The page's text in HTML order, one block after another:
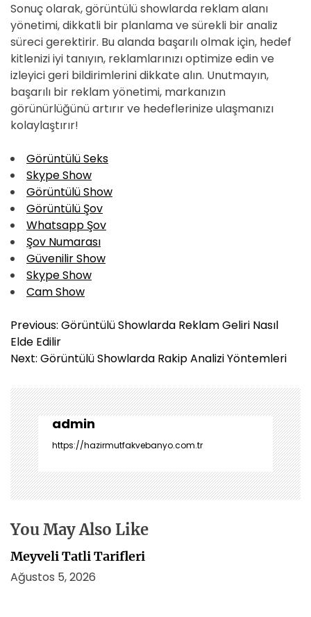
Sonuç olarak, görüntülü showlarda reklam alanı
yönetimi, dikkatli bir planlama ve sürekli bir analiz
süreci gerektirir. Bu alanda başarılı olmak için, hedef
kitlenizi iyi tanıyın, reklamlarınızı optimize edin ve
izleyici geri bildirimlerini dikkate alın. Unutmayın,
başarılı bir reklam yönetimi, markanızın
görünürlüğünü artırır ve hedeflerinize ulaşmanızı
kolaylaştırır!
Görüntülü Seks
Skype Show
Görüntülü Show
Görüntülü Şov
Whatsapp Şov
Şov Numarası
Güvenilir Show
Skype Show
Cam Show
Y
a
z
g
e
z
i
n
m
e
i
Previous: Görüntülü Showlarda Reklam Geliri Nasıl
Elde Edilir
Next: Görüntülü Showlarda Rakip Analizi Yöntemleri
admin
https://hazirmutfakvebanyo.com.tr
You May Also Like
Meyveli Tatli Tarifleri
Ağustos 5, 2026